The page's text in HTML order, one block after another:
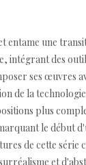
entame une
intégrant des
ses œuvres
de la
plus
le début
de cette série
et